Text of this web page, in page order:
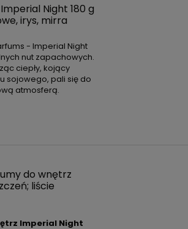
Night 180 g
irys, mirra
- Imperial Night
nut zapachowych.
ciepły, kojący
sojowego, pali się do
atmosferą.
do wnętrz
liście
Imperial Night